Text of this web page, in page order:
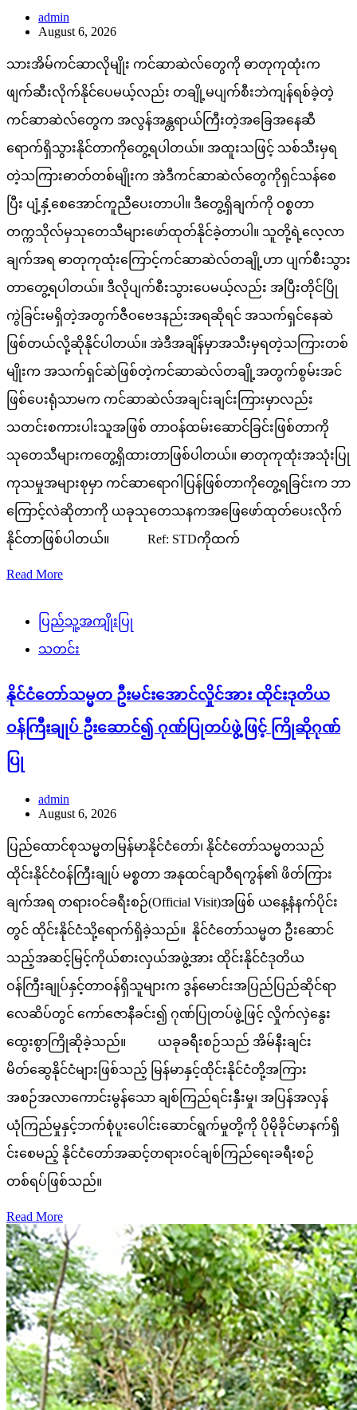
admin
August 6, 2026
သားအိမ်ကင်ဆာလိုမျိုး ကင်ဆာဆဲလ်တွေကို ဓာတုကုထုံးက
ဖျက်ဆီးလိုက်နိုင်ပေမယ့်လည်း တချို့မပျက်စီးဘဲကျန်ရစ်ခဲ့တဲ့
ကင်ဆာဆဲလ်တွေက အလွန်အန္တရာယ်ကြီးတဲ့အခြေအနေဆီ
ရောက်ရှိသွားနိုင်တာကိုတွေ့ရပါတယ်။ အထူးသဖြင့် သစ်သီးမှရ
တဲ့သကြားဓာတ်တစ်မျိုးက အဲဒီကင်ဆာဆဲလ်တွေကိုရှင်သန်စေ
ပြီး ပျံ့နှံ့စေအောင်ကူညီပေးတာပါ။ ဒီတွေ့ရှိချက်ကို ဝစ္စတာ
တက္ကသိုလ်မှသုတေသီများဖော်ထုတ်နိုင်ခဲ့တာပါ။ သူတို့ရဲ့လေ့လာ
ချက်အရ ဓာတုကုထုံးကြောင့်ကင်ဆာဆဲလ်တချို့ဟာ ပျက်စီးသွား
တာတွေ့ရပါတယ်။ ဒီလိုပျက်စီးသွားပေမယ့်လည်း အပြီးတိုင်ပြို
ကွဲခြင်းမရှိတဲ့အတွက်ဇီဝဗေဒနည်းအရဆိုရင် အသက်ရှင်နေဆဲ
ဖြစ်တယ်လို့ဆိုနိုင်ပါတယ်။ အဲဒီအချိန်မှာအသီးမှရတဲ့သကြားတစ်
မျိုးက အသက်ရှင်ဆဲဖြစ်တဲ့ကင်ဆာဆဲလ်တချို့အတွက်စွမ်းအင်
ဖြစ်ပေးရုံသာမက ကင်ဆာဆဲလ်အချင်းချင်းကြားမှာလည်း
သတင်းစကားပါးသူအဖြစ် တာဝန်ထမ်းဆောင်ခြင်းဖြစ်တာကို
သုတေသီများကတွေ့ရှိထားတာဖြစ်ပါတယ်။ ဓာတုကုထုံးအသုံးပြု
ကုသမှုအများစုမှာ ကင်ဆာရောဂါပြန်ဖြစ်တာကိုတွေ့ရခြင်းက ဘာ
ကြောင့်လဲဆိုတာကို ယခုသုတေသနကအဖြေဖော်ထုတ်ပေးလိုက်
နိုင်တာဖြစ်ပါတယ်။ Ref: STDကိုထက်
Read More
ပြည်သူ့အကျိုးပြု
သတင်း
နိုင်ငံတော်သမ္မတ ဦးမင်းအောင်လှိုင်အား ထိုင်းဒုတိယ
ဝန်ကြီးချုပ် ဦးဆောင်၍ ဂုဏ်ပြုတပ်ဖွဲ့ဖြင့် ကြိုဆိုဂုဏ်
ပြု
admin
August 6, 2026
ပြည်ထောင်စုသမ္မတမြန်မာနိုင်ငံတော်၊ နိုင်ငံတော်သမ္မတသည်
ထိုင်းနိုင်ငံဝန်ကြီးချုပ် မစ္စတာ အနုထင်ချာဝီရကွန်၏ ဖိတ်ကြား
ချက်အရ တရားဝင်ခရီးစဉ်(Official Visit)အဖြစ် ယနေ့နံနက်ပိုင်း
တွင် ထိုင်းနိုင်ငံသို့ရောက်ရှိခဲ့သည်။ နိုင်ငံတော်သမ္မတ ဦးဆောင်
သည့်အဆင့်မြင့်ကိုယ်စားလှယ်အဖွဲ့အား ထိုင်းနိုင်ငံဒုတိယ
ဝန်ကြီးချုပ်နှင့်တာဝန်ရှိသူများက ဒွန်မောင်းအပြည်ပြည်ဆိုင်ရာ
လေဆိပ်တွင် ကော်ဇောနီခင်း၍ ဂုဏ်ပြုတပ်ဖွဲ့ဖြင့် လှိုက်လှဲနွေး
ထွေးစွာကြိုဆိုခဲ့သည်။ ယခုခရီးစဉ်သည် အိမ်နီးချင်း
မိတ်ဆွေနိုင်ငံများဖြစ်သည့် မြန်မာနှင့်ထိုင်းနိုင်ငံတို့အကြား
အစဉ်အလာကောင်းမွန်သော ချစ်ကြည်ရင်းနှီးမှု၊ အပြန်အလှန်
ယုံကြည်မှုနှင့်ဘက်စုံပူးပေါင်းဆောင်ရွက်မှုတို့ကို ပိုမိုခိုင်မာနက်ရှိ
င်းစေမည့် နိုင်ငံတော်အဆင့်တရားဝင်ချစ်ကြည်ရေးခရီးစဉ်
တစ်ရပ်ဖြစ်သည်။
Read More